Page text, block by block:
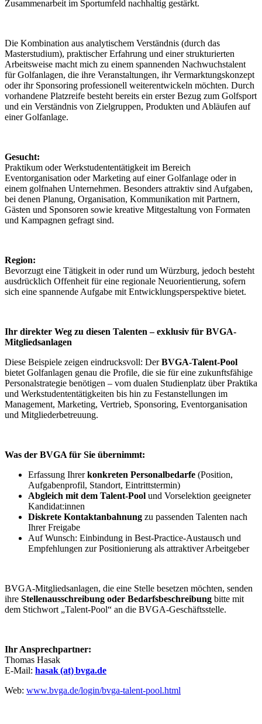
Zusammenarbeit im Sportumfeld nachhaltig gestärkt.
Die Kombination aus analytischem Verständnis (durch das
Masterstudium), praktischer Erfahrung und einer strukturierten
Arbeitsweise macht mich zu einem spannenden Nachwuchstalent
für Golfanlagen, die ihre Veranstaltungen, ihr Vermarktungskonzept
oder ihr Sponsoring professionell weiterentwickeln möchten. Durch
vorhandene Platzreife besteht bereits ein erster Bezug zum Golfsport
und ein Verständnis von Zielgruppen, Produkten und Abläufen auf
einer Golfanlage.
Gesucht:
Praktikum oder Werkstudententätigkeit im Bereich
Eventorganisation oder Marketing auf einer Golfanlage oder in
einem golfnahen Unternehmen. Besonders attraktiv sind Aufgaben,
bei denen Planung, Organisation, Kommunikation mit Partnern,
Gästen und Sponsoren sowie kreative Mitgestaltung von Formaten
und Kampagnen gefragt sind.
Region:
Bevorzugt eine Tätigkeit in oder rund um Würzburg, jedoch besteht
ausdrücklich Offenheit für eine regionale Neuorientierung, sofern
sich eine spannende Aufgabe mit Entwicklungsperspektive bietet.
Ihr direkter Weg zu diesen Talenten – exklusiv für BVGA-
Mitgliedsanlagen
Diese Beispiele zeigen eindrucksvoll: DerBVGA-Talent-Pool
bietet Golfanlagen genau die Profile, die sie für eine zukunftsfähige
Personalstrategie benötigen – vom dualen Studienplatz über Praktika
und Werkstudententätigkeiten bis hin zu Festanstellungen im
Management, Marketing, Vertrieb, Sponsoring, Eventorganisation
und Mitgliederbetreuung.
Was der BVGA für Sie übernimmt:
Erfassung Ihrerkonkreten Personalbedarfe (Position,
Aufgabenprofil, Standort, Eintrittstermin)
Abgleich mit dem Talent-Pool und Vorselektion geeigneter
Kandidat:innen
Diskrete Kontaktanbahnung zu passenden Talenten nach
Ihrer Freigabe
Auf Wunsch: Einbindung in Best-Practice-Austausch und
Empfehlungen zur Positionierung als attraktiver Arbeitgeber
BVGA-Mitgliedsanlagen, die eine Stelle besetzen möchten, senden
ihre Stellenausschreibung oder Bedarfsbeschreibung bitte mit
dem Stichwort „Talent-Pool“ an die BVGA-Geschäftsstelle.
Ihr Ansprechpartner:
Thomas Hasak
E-Mail: hasak (at) bvga.de
Web: www.bvga.de/login/bvga-talent-pool.html